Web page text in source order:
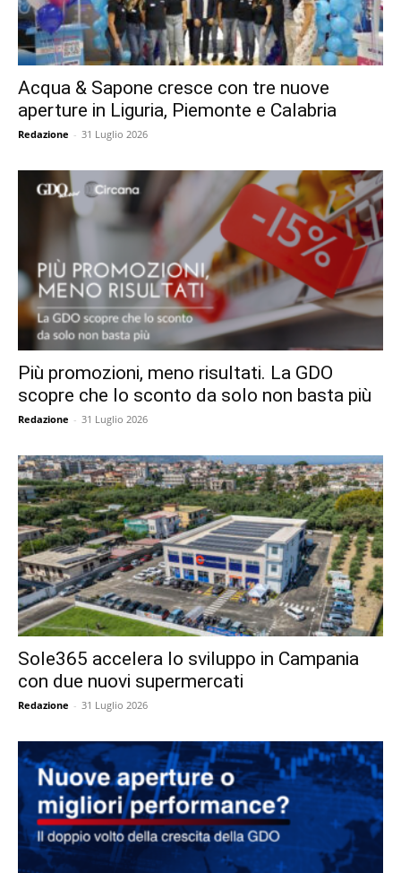
Acqua & Sapone cresce con tre nuove
aperture in Liguria, Piemonte e Calabria
Redazione - 31 Luglio 2026
Più promozioni, meno risultati. La GDO
scopre che lo sconto da solo non basta più
Redazione - 31 Luglio 2026
Sole365 accelera lo sviluppo in Campania
con due nuovi supermercati
Redazione - 31 Luglio 2026